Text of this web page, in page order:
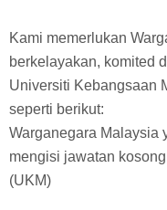
Kami memerlukan
berkelayakan, komited
Universiti Kebangsaan
seperti berikut:
Warganegara Malaysia
mengisi jawatan
(UKM)